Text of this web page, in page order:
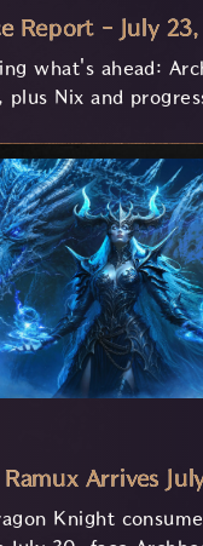
Report - July
what's ahead:
plus Nix and
Arrives
Knight